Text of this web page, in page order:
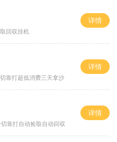
回収挂机
详情
靠打超低消费三天拿沙
详情
靠打自动捡取自动回収
详情